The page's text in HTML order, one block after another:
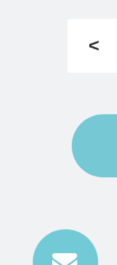
も出来
いるの
お陰です
メール
うして
良かっ
今更な<